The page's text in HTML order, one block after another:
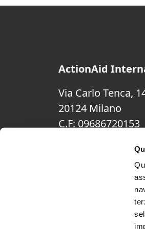
ActionAid
Via Carlo Tenca,
20124 Milano
C.F: 09686720153